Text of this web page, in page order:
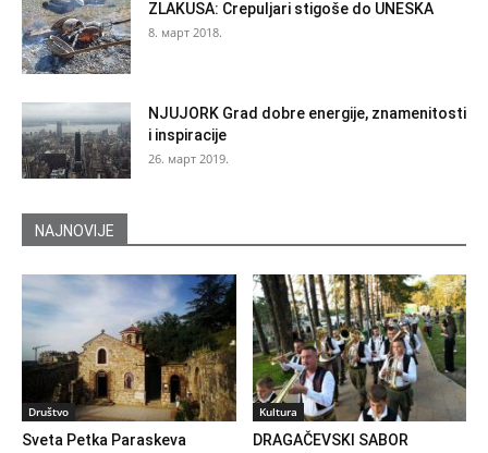
ZLAKUSA: Crepuljari stigoše do UNESKA
8. март 2018.
NJUJORK Grad dobre energije, znamenitosti
i inspiracije
26. март 2019.
NAJNOVIJE
Društvo
Sveta Petka Paraskeva
Kultura
DRAGAČEVSKI SABOR